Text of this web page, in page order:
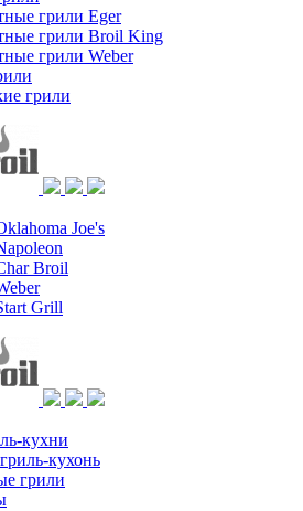
грили Eger
грили Broil King
грили Weber
грили
Joe's
Broil
Grill
кухни
кухонь
грили